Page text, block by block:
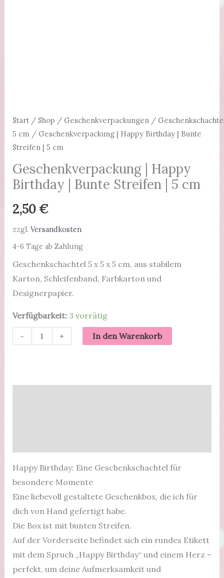
Start/ Shop / Geschenkverpackungen /
5 cm / Geschenkverpackung | Happy Birthday | Bunte
Streifen | 5 cm
Geschenkverpackung | Happy
Birthday | Bunte Streifen | 5 cm
2,50€
zzgl. Versandkosten
4-6 Tage ab Zahlung
Geschenkschachtel 5 x 5 x 5 cm, aus stabilem
Karton, Schleifenband, Farbkarton und
Designerpapier.
Verfügbarkeit: 3 vorrätig
-
Geschenkverpackung
|
cm
Menge
+ In den Warenkorb
Happy Birthday: Eine Geschenkschachtel für
besondere Momente
Eine liebevoll gestaltete Geschenkbox, die ich für
dich von Hand gefertigt habe.
Die Box ist mit bunten Streifen.
Auf der Vorderseite befindet sich ein rundes Etikett
mit dem Spruch „Happy Birthday“ und einem Herz –
perfekt, um deine Aufmerksamkeit und